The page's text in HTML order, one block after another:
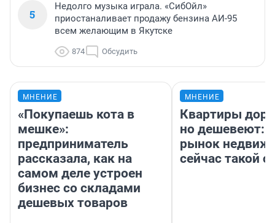
5
Недолго музыка играла. «СибОйл»
приостаналивает продажу бензина АИ-95
всем желающим в Якутске
874 Обсудить
МНЕНИЕ
«Покупаешь кота в
мешке»:
предприниматель
рассказала, как на
самом деле устроен
бизнес со складами
дешевых товаров
МНЕНИЕ
Квартиры
но дешевеют:
рынок
сейчас такой